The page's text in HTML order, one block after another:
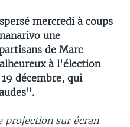
mercredi à coups
une
de Marc
à l'élection
décembre, qui
projection sur écran